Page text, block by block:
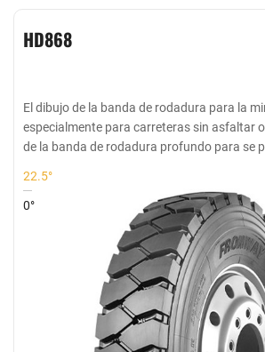
HD868
El dibujo de la banda de rodadura para la
especialmente para carreteras sin asfaltar
de la banda de rodadura profundo para se
22.5°
0°